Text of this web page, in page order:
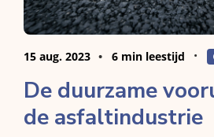
15 aug. 2023 6 min leestijd
De duurzame
de asfaltindustrie